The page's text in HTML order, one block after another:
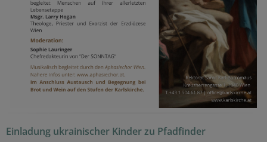
Einladung ukrainischer Kinder zu Pfadfinder